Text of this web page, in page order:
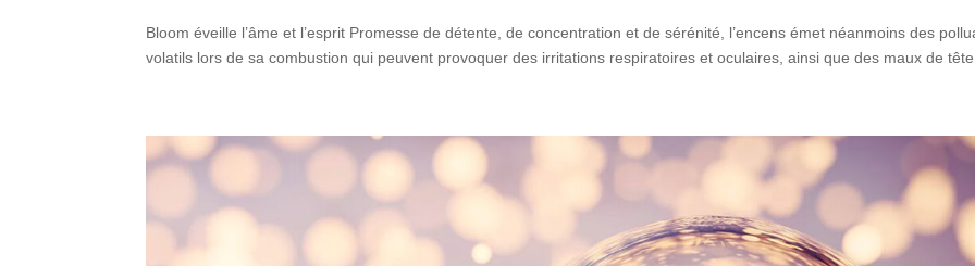
Bloom éveille l’âme et l’esprit Promesse de détente, de concentration et de sérénité, l’encens émet néanmoins des
volatils lors de sa combustion qui peuvent provoquer des irritations respiratoires et oculaires, ainsi que des maux de